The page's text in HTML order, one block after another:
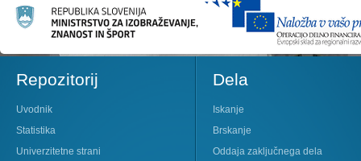
Repozitorij
Uvodnik
Statistika
Univerzitetne strani
Dela
Iskanje
Brskanje
Oddaja zaključnega dela